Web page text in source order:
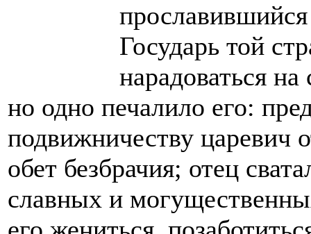
Государь той
нарадоваться
но одно печалило его:
подвижничеству царевич
обет безбрачия; отец
славных и